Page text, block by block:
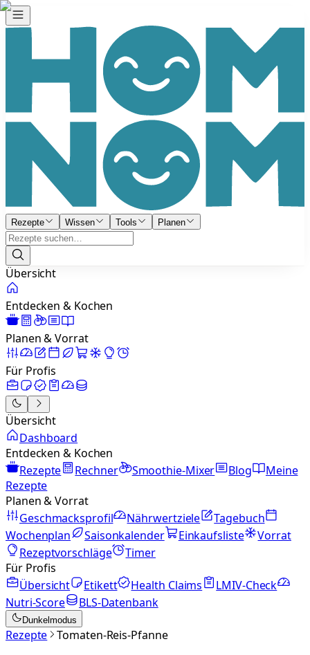
Rezepte Wissen Tools Planen
Übersicht
Entdecken & Kochen
Planen & Vorrat
Für Profis
Übersicht
Dashboard
Entdecken & Kochen
Rezepte
Rechner Smoothie-Mixer Blog
Meine
Rezepte
Planen & Vorrat
Geschmacksprofil
Nährwertziele
Tagebuch
Wochenplan
Saisonkalender Einkaufsliste
Vorrat
Rezeptvorschläge
Timer
Für Profis
Übersicht
Etikett Health Claims
LMIV-Check
Nutri-Score
BLS-Datenbank
Dunkelmodus
Rezepte Tomaten-Reis-Pfanne